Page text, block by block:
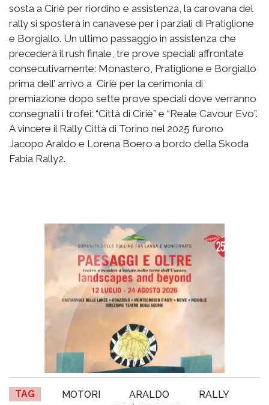
sosta a Ciriè per riordino e assistenza, la carovana del
rally si sposterà in canavese per i parziali di Pratiglione
e Borgiallo. Un ultimo passaggio in assistenza che
precederà il rush finale, tre prove speciali affrontate
consecutivamente: Monastero, Pratiglione e Borgiallo
prima dell’ arrivo a Ciriè per la cerimonia di
premiazione dopo sette prove speciali dove verranno
consegnati i trofei: “Città di Ciriè” e “Reale Cavour Evo”.
A vincere il Rally Città di Torino nel 2025 furono
Jacopo Araldo e Lorena Boero a bordo della Skoda
Fabia Rally2.
TAG MOTORI ARALDO
RALLY